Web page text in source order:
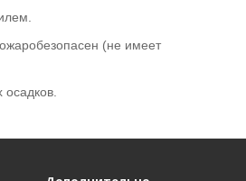
(не имеет